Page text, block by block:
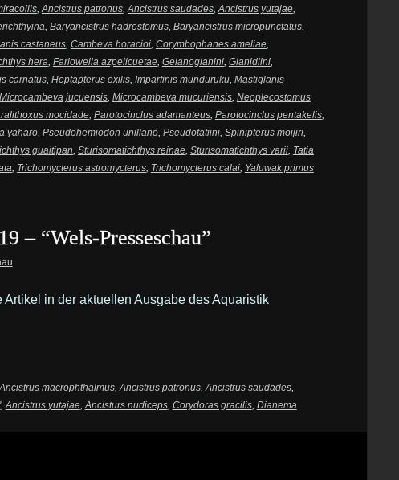
,Ancistrus patronus,Ancistrus saudades,Ancistrus yutajae,
, Baryancistrus hadrostomus, Baryancistrus micropunctatus,
castaneus, Cambeva horacioi, Corymbophanes ameliae,
hera, Farlowella azpelicuetae, Gelanoglanini, Glanidiini,
carnatus, Heptapterus exilis, Imparfinis munduruku, Mastiglanis
Microcambeva jucuensis, Microcambeva mucuriensis, Neoplecostomus
mocidade, Parotocinclus adamanteus, Parotocinclus pentakelis,
yaharo, Pseudohemiodon unillano, Pseudotatiini, Spinipterus moijiri,
guaitipan, Sturisomatichthys reinae, Sturisomatichthys varii, Tatia
, Trichomycterus astromycterus, Trichomycterus calai, Yaluwak primus
– “Wels-Presseschau”
in der aktuellen Ausgabe des Aquaristik
macrophthalmus,Ancistrus patronus,Ancistrus saudades,
,Ancistrus yutajae,Ancisturs nudiceps, Corydoras gracilis, Dianema